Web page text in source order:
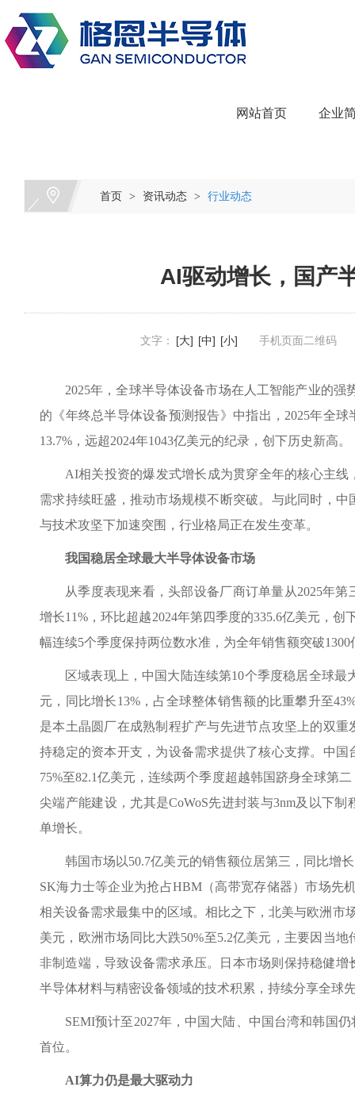
网站首页 企业
首页 > 资讯动态 > 行业动态
AI驱动增长，国产
文字： [大] [中] [小] 手机页面二维码
2025年，全球半导体设备市场在人工智能产业的
的《年终总半导体设备预测报告》中指出，2025年全
13.7%，远超2024年1043亿美元的纪录，创下历史新高。
AI相关投资的爆发式增长成为贯穿全年的核心主
需求持续旺盛，推动市场规模不断突破。与此同时，
与技术攻坚下加速突围，行业格局正在发生变革。
我国稳居全球最大半导体设备市场
从季度表现来看，头部设备厂商订单量从2025年
增长11%，环比超越2024年第四季度的335.6亿美元，
幅连续5个季度保持两位数水准，为全年销售额突破
区域表现上，中国大陆连续第10个季度稳居全球最
元，同比增长13%，占全球整体销售额的比重攀升至
是本土晶圆厂在成熟制程扩产与先进节点攻坚上的双
持稳定的资本开支，为设备需求提供了核心支撑。中
75%至82.1亿美元，连续两个季度超越韩国跻身全球第
尖端产能建设，尤其是CoWoS先进封装与3nm及以下
单增长。
韩国市场以50.7亿美元的销售额位居第三，同比增
SK海力士等企业为抢占HBM（高带宽存储器）市场先
相关设备需求最集中的区域。相比之下，北美与欧洲市
美元，欧洲市场同比大跌50%至5.2亿美元，主要因当
非制造端，导致设备需求承压。日本市场则保持稳健
半导体材料与精密设备领域的技术积累，持续分享全球
SEMI预计至2027年，中国大陆、中国台湾和韩国
首位。
AI算力仍是最大驱动力